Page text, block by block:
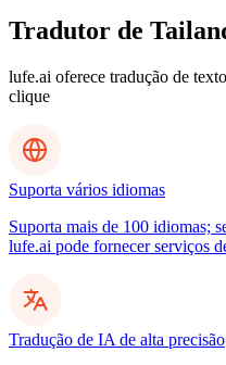
Tradutor de
lufe.ai oferece tradução de
clique
Suporta vários idiomas
Suporta mais de 100 idiomas;
lufe.ai pode fornecer serviços
Tradução de IA de alta precisão